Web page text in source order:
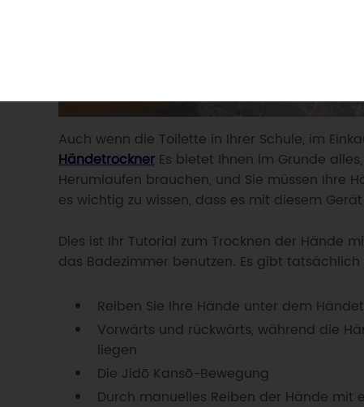
Auch wenn die Toilette in Ihrer Schule, im
Händetrockner Es bietet Ihnen im Grunde
Herumlaufen brauchen, und Sie müssen Ihre
es wichtig zu wissen, dass es mit diesem
Dies ist Ihr Tutorial zum Trocknen der Hände
das Badezimmer benutzen. Es gibt
Reiben Sie Ihre Hände unter dem
Vorwärts und rückwärts, während die
liegen
Die Jidō Kansō-Bewegung
Durch manuelles Reiben der Hände mit